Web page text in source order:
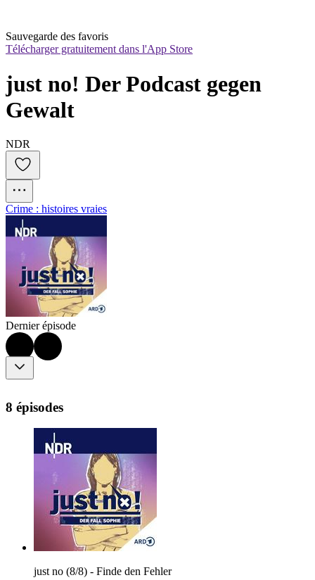
Sauvegarde des favoris
Télécharger gratuitement dans l'App Store
just no! Der Podcast gegen
Gewalt
NDR
Crime : histoires vraies
Dernier épisode
8 épisodes
just no (8/8) - Finde den Fehler